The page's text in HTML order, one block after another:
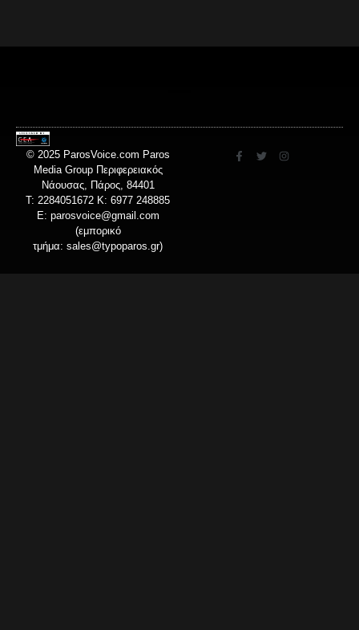
© 2025 ParosVoice.com Paros
Media Group Περιφερειακός
Νάουσας, Πάρος, 84401
T: 2284051672 Κ: 6977 248885
E: parosvoice@gmail.com
(εμπορικό
τμήμα: sales@typoparos.gr)